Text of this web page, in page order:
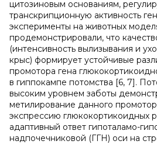
цитозиновым основаниям,
транскрипционную активность
эксперименты на животных
продемонстрировали, что
(интенсивность вылизывания и
крыс) формирует устойчивые
промотора гена
в гиппокампе потомства [6, 7].
высоким уровнем заботы
метилирование данного
экспрессию глюкокортикоидных
адаптивный ответ гипоталамо-
надпочечниковой (ГГН) оси на